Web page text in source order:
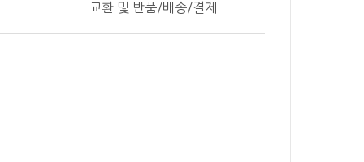
교환 및 반품/배송/결제